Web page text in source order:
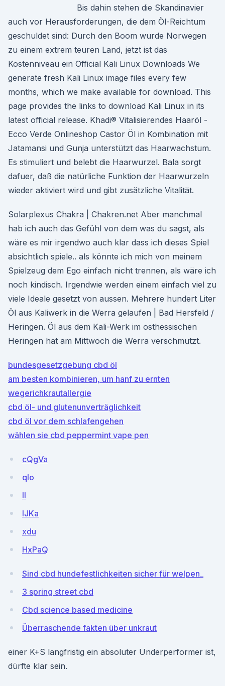
Bis dahin stehen die Skandinavier
auch vor Herausforderungen, die dem Öl-Reichtum
geschuldet sind: Durch den Boom wurde Norwegen
zu einem extrem teuren Land, jetzt ist das
Kostenniveau ein Official Kali Linux Downloads We
generate fresh Kali Linux image files every few
months, which we make available for download. This
page provides the links to download Kali Linux in its
latest official release. Khadi® Vitalisierendes Haaröl -
Ecco Verde Onlineshop Castor Öl in Kombination mit
Jatamansi und Gunja unterstützt das Haarwachstum.
Es stimuliert und belebt die Haarwurzel. Bala sorgt
dafuer, daß die natürliche Funktion der Haarwurzeln
wieder aktiviert wird und gibt zusätzliche Vitalität.
Solarplexus Chakra | Chakren.net Aber manchmal
hab ich auch das Gefühl von dem was du sagst, als
wäre es mir irgendwo auch klar dass ich dieses Spiel
absichtlich spiele.. als könnte ich mich von meinem
Spielzeug dem Ego einfach nicht trennen, als wäre ich
noch kindisch. Irgendwie werden einem einfach viel zu
viele Ideale gesetzt von aussen. Mehrere hundert Liter
Öl aus Kaliwerk in die Werra gelaufen | Bad Hersfeld /
Heringen. Öl aus dem Kali-Werk im osthessischen
Heringen hat am Mittwoch die Werra verschmutzt.
bundesgesetzgebung cbd öl
am besten kombinieren, um hanf zu ernten
wegerichkrautallergie
cbd öl- und glutenunverträglichkeit
cbd öl vor dem schlafengehen
wählen sie cbd peppermint vape pen
cQgVa
qIo
ll
lJKa
xdu
HxPaQ
Sind cbd hundefestlichkeiten sicher für welpen_
3 spring street cbd
Cbd science based medicine
Überraschende fakten über unkraut
einer K+S langfristig ein absoluter Underperformer ist,
dürfte klar sein.